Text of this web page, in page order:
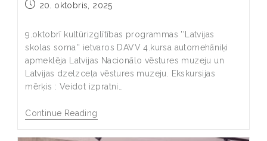
20. oktobris, 2025
9.oktobrī kultūrizglītības programmas ''Latvijas
skolas soma'' ietvaros DAVV 4.kursa automehāniķi
apmeklēja Latvijas Nacionālo vēstures muzeju un
Latvijas dzelzceļa vēstures muzeju. Ekskursijas
mērķis : Veidot izpratni…
Continue Reading